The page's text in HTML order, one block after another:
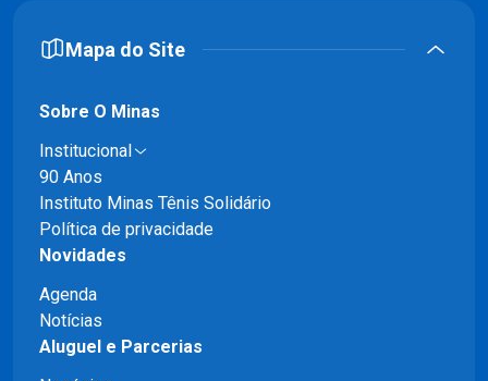
Mapa do Site
Sobre O Minas
Institucional
90 Anos
Instituto Minas Tênis Solidário
Política de privacidade
Novidades
Agenda
Notícias
Aluguel e Parcerias